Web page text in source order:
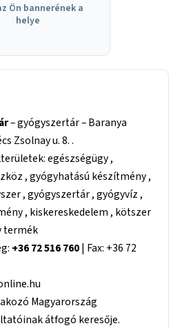
Ön bannerének a
helye
– gyógyszertár – Baranya
Zsolnay u. 8. .
egészségügy ,
, gyógyhatású készítmény ,
, gyógyszertár , gyógyvíz ,
, kiskereskedelem , kötszer
termék
+36 72 516 760| Fax: +36 72
Magyarország
átfogó keresője.